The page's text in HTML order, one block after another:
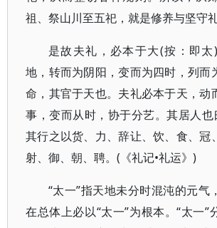
祖、祭山川至五祀，就是修养与坚守礼
是故夫礼，必本于大(按：即
地，转而为阴阳，变而为四时，列而
命，其官于天也。夫礼必本于天，动
事，变而从时，协于分艺。其居人也
其行之以货、力、辞让、饮、食、冠
射、御、朝、聘。(《礼记•礼运》)
“太一”指天地未分时混沌的元气
在总体上必以“太一”为根本。“太一”